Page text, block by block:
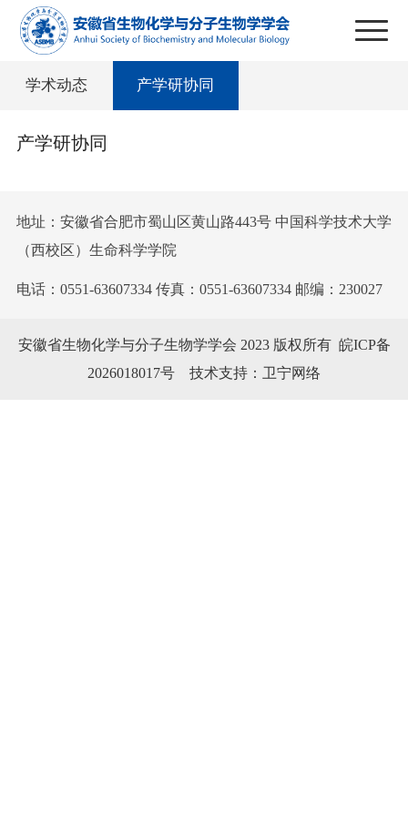
学术动态 产学研协同
产学研协同
地址：安徽省合肥市蜀山区黄山路443号 中国科学技术大学
（西校区）生命科学学院
电话：0551-63607334 传真：0551-63607334 邮编：230027
安徽省生物化学与分子生物学学会 2023 版权所有 皖ICP备
2026018017号
技术支持：卫宁网络